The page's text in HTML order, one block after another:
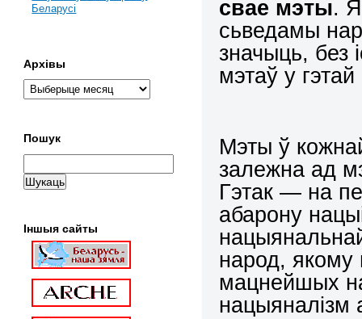
свае мэты.
сьведамы
значыць, без
мэтаў у
Мэты ў
залежна ад
Гэтак — на
абарону
народ,
мацнейшых
нацыяналiзм
Беларусі
Архівы
Пошук
Іншыя сайты